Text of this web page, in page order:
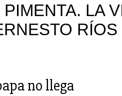
LA
RÍOS
no llega